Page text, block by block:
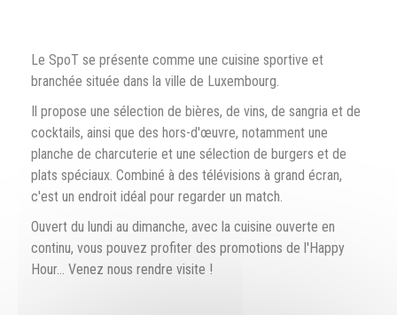
Le SpoT se présente comme une cuisine sportive et
branchée située dans la ville de Luxembourg.
Il propose une sélection de bières, de vins, de sangria et de
cocktails, ainsi que des hors-d'œuvre, notamment une
planche de charcuterie et une sélection de burgers et de
plats spéciaux. Combiné à des télévisions à grand écran,
c'est un endroit idéal pour regarder un match.
Ouvert du lundi au dimanche, avec la cuisine ouverte en
continu, vous pouvez profiter des promotions de l'Happy
Hour... Venez nous rendre visite !